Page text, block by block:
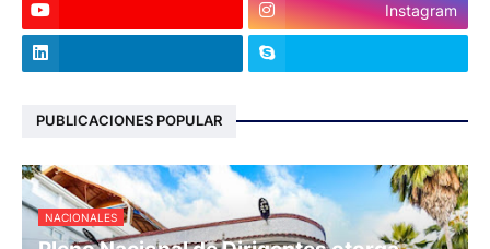
Instagram
PUBLICACIONES POPULAR
NACIONALES